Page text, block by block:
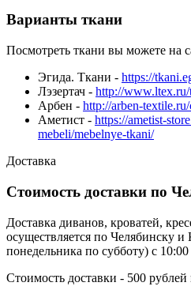
Варианты ткани
Посмотреть ткани вы можете на
Эгида. Ткани - https://
Лэзертач - http://
Арбен - http://arben-
Аметист - https://ametist-
mebeli/mebelnye-tkani/
Доставка
Стоимость доставки по
Доставка диванов, кроватей,
осуществляется по Челябинску
понедельника по субботу) с
Стоимость доставки - 500